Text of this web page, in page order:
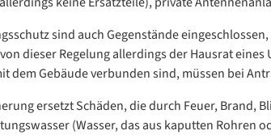
sind auch Gegenstände
dieser Regelung allerdings der Hausrat
dem Gebäude verbunden sind, müssen bei
ersetzt Schäden, die durch Feuer, Brand,
(Wasser, das aus kaputten Rohren